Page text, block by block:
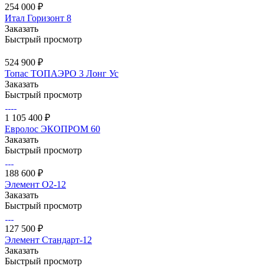
254 000 ₽
Итал Горизонт 8
Заказать
Быстрый просмотр
524 900 ₽
Топас ТОПАЭРО 3 Лонг Ус
Заказать
Быстрый просмотр
1 105 400 ₽
Евролос ЭКОПРОМ 60
Заказать
Быстрый просмотр
188 600 ₽
Элемент О2-12
Заказать
Быстрый просмотр
127 500 ₽
Элемент Стандарт-12
Заказать
Быстрый просмотр